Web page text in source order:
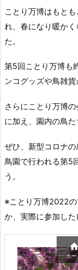
ことり万博はもと
れ、春になり暖か
た。
第5回ことり万博も
ンコグッズや鳥雑貨
さらにことり万博
に加え、園内の鳥た
ぜひ、新型コロナ
鳥園で行われる第5
う。
※ことり万博2022
か、実際に参加した
ホ